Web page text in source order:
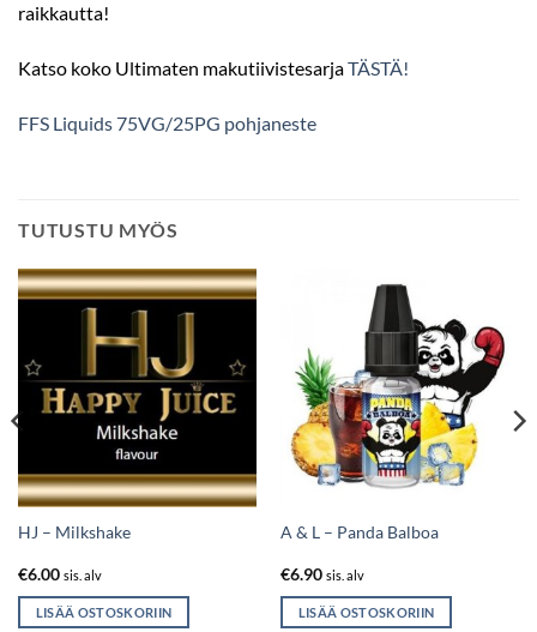
raikkautta!
Katso koko Ultimaten makutiivistesarjaTÄSTÄ!
FFS Liquids 75VG/25PG pohjaneste
TUTUSTU MYÖS
HJ – Milkshake
€6.00 sis. alv
LISÄÄ OSTOSKORIIN
A & L – Panda Balboa
€6.90 sis. alv
LISÄÄ OSTOSKORIIN